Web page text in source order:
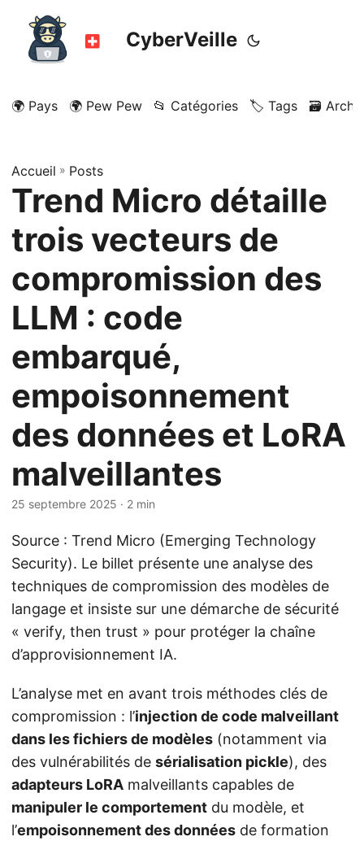
CyberVeille
🌍 Pays 🌍 Pew Pew 📂 Catégories 🏷️ Tags 🗃️
Accueil » Posts
Trend Micro détaille
trois vecteurs de
compromission des
LLM : code
embarqué,
empoisonnement
des données et LoRA
malveillantes
25 septembre 2025 · 2 min
Source : Trend Micro (Emerging Technology
Security). Le billet présente une analyse des
techniques de compromission des modèles de
langage et insiste sur une démarche de sécurité
« verify, then trust » pour protéger la chaîne
d’approvisionnement IA.
L’analyse met en avant trois méthodes clés de
compromission : l’injection de code malveillant
dans les fichiers de modèles (notamment via
des vulnérabilités de sérialisation pickle), des
adapteurs LoRA malveillants capables de
manipuler le comportement du modèle, et
l’empoisonnement des données de formation